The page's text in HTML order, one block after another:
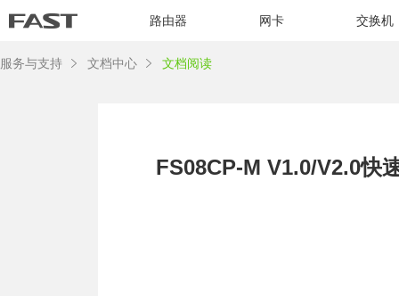
路由器 网卡 交换机
服务与支持 文档中心 文档阅读
FS08CP-M V1.0/V2.0快